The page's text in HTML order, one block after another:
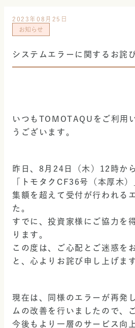
2023年08月25日
お知らせ
システムエラーに関するお詫
いつもTOMOTAQUをご利用
うございます。
昨日、8月24日（木）12時か
「トモタクCF36号（本厚木
集額を超えて受付が行われる
た。
すでに、投資家様にご協力を
ります。
この度は、ご心配とご迷惑を
と、心よりお詫び申し上げます
現在は、同様のエラーが再発
ムの改善を行いましたので、
今後もより一層のサービス向